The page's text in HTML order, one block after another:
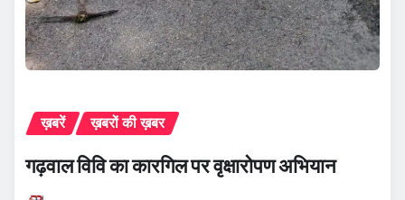
ख़बरें ख़बरों की ख़बर
गढ़वाल विवि का कारगिल पर वृक्षारोपण अभियान